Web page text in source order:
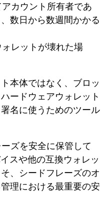
カウント所有者であ
数日から数週間かかる
レットが壊れた場
本体ではなく、ブロッ
ードウェアウォレット
名に使うためのツール
ズを安全に保管して
スや他の互換ウォレッ
、シードフレーズのオ
理における最重要の安